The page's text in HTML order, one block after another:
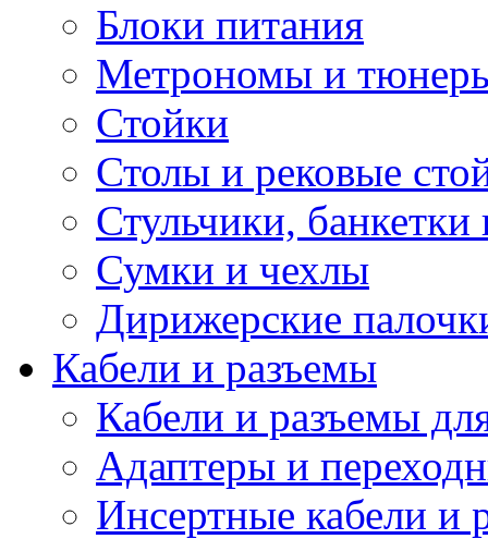
Блоки питания
Метрономы и
Стойки
Столы и рековые
Стульчики, банкетки
Сумки и чехлы
Дирижерские
Кабели и разъемы
Кабели и разъемы
Адаптеры и
Инсертные кабели и